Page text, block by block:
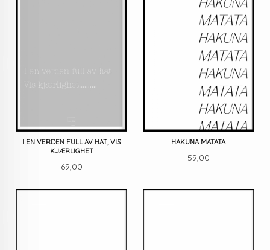
I EN VERDEN FULL AV HAT, VIS
KJÆRLIGHET
Pris
69,00
HAKUNA MATATA
Pris
59,00